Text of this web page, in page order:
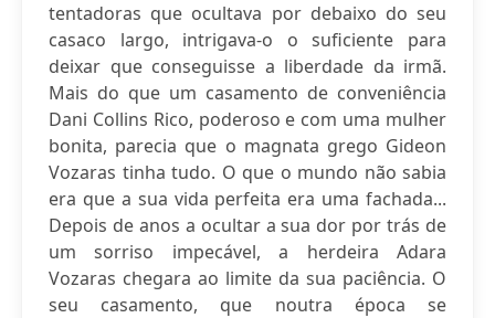
tentadoras que ocultava por debaixo do seu
casaco largo, intrigava-o o suficiente para
deixar que conseguisse a liberdade da irmã.
Mais do que um casamento de conveniência
Dani Collins Rico, poderoso e com uma mulher
bonita, parecia que o magnata grego Gideon
Vozaras tinha tudo. O que o mundo não sabia
era que a sua vida perfeita era uma fachada...
Depois de anos a ocultar a sua dor por trás de
um sorriso impecável, a herdeira Adara
Vozaras chegara ao limite da sua paciência. O
seu casamento, que noutra época se